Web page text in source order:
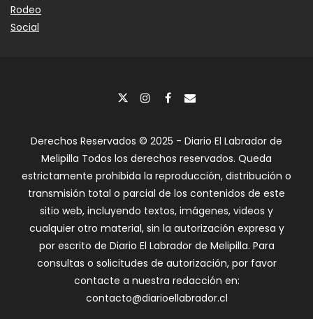
Rodeo
Social
Derechos Reservados © 2025 - Diario El Labrador de
Melipilla Todos los derechos reservados. Queda
estrictamente prohibida la reproducción, distribución o
transmisión total o parcial de los contenidos de este
sitio web, incluyendo textos, imágenes, videos y
cualquier otro material, sin la autorización expresa y
por escrito de Diario El Labrador de Melipilla. Para
consultas o solicitudes de autorización, por favor
contacte a nuestra redacción en:
contacto@diarioellabrador.cl